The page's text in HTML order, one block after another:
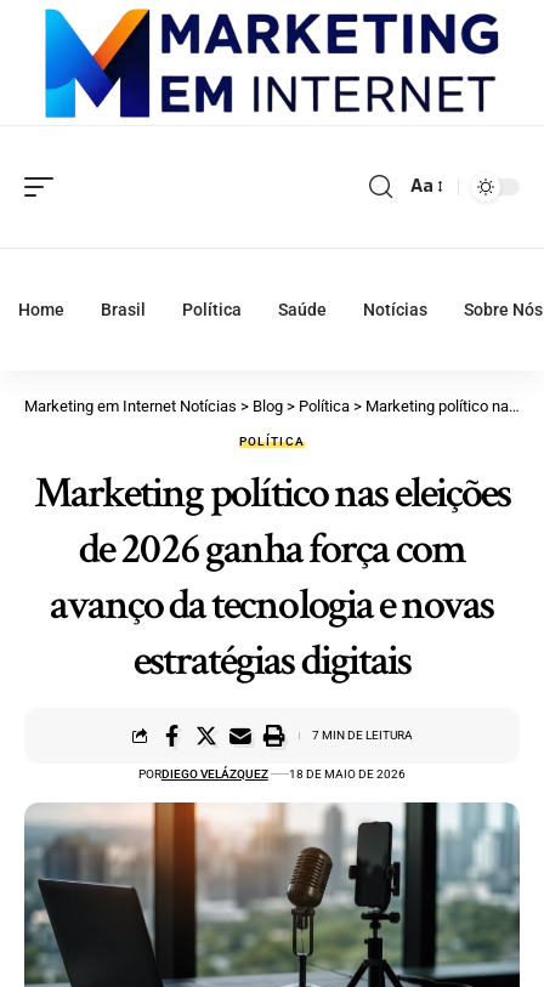
Aa
Home Brasil Política Saúde Notícias Sobre Nós
Marketing em Internet Notícias > Blog > Política > Marketing político nas eleições de 2026 ganha força com avanço da tecnologia e novas estratégias digitais
POLÍTICA
Marketing político nas eleições
de 2026 ganha força com
avanço da tecnologia e novas
estratégias digitais
PORDIEGO VELÁZQUEZ 18 DE MAIO DE 2026
7 MIN DE LEITURA